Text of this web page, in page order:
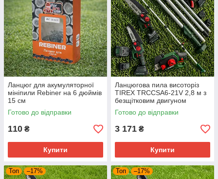
Ланцюг для акумуляторної
мініпили Rebiner на 6 дюймів
15 см
Готово до відправки
110 ₴
Купити
Ланцюгова пила висоторіз
TIREX TRCCSA6-21V 2,8 м з
безщітковим двигуном
Готово до відправки
3 171 ₴
Купити
Топ –17% Топ –17%